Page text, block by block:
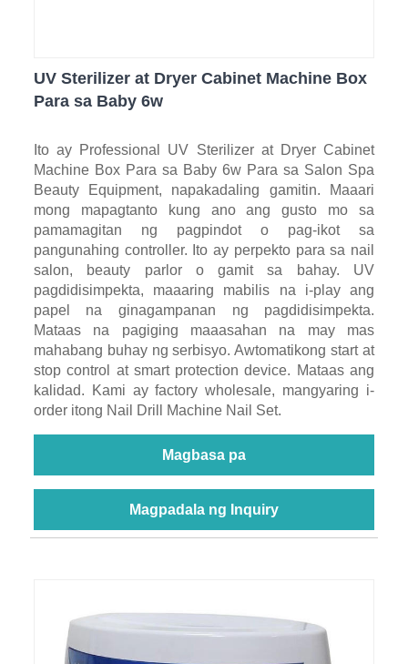
UV Sterilizer at Dryer Cabinet Machine Box
Para sa Baby 6w
Ito ay Professional UV Sterilizer at Dryer Cabinet
Machine Box Para sa Baby 6w Para sa Salon Spa
Beauty Equipment, napakadaling gamitin. Maaari
mong mapagtanto kung ano ang gusto mo sa
pamamagitan ng pagpindot o pag-ikot sa
pangunahing controller. Ito ay perpekto para sa nail
salon, beauty parlor o gamit sa bahay. UV
pagdidisimpekta, maaaring mabilis na i-play ang
papel na ginagampanan ng pagdidisimpekta.
Mataas na pagiging maaasahan na may mas
mahabang buhay ng serbisyo. Awtomatikong start at
stop control at smart protection device. Mataas ang
kalidad. Kami ay factory wholesale, mangyaring i-
order itong Nail Drill Machine Nail Set.
Magbasa pa
Magpadala ng Inquiry